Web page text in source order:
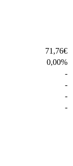
71,76€
0,00%
-
-
-
-